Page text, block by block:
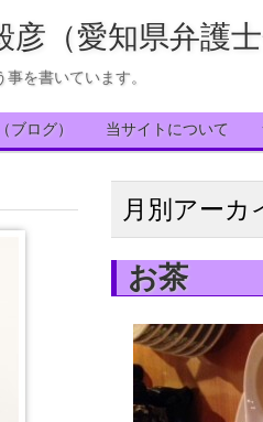
（愛知県弁護
を書いています。
ブログ） 当サイトについて
月別アー
お茶